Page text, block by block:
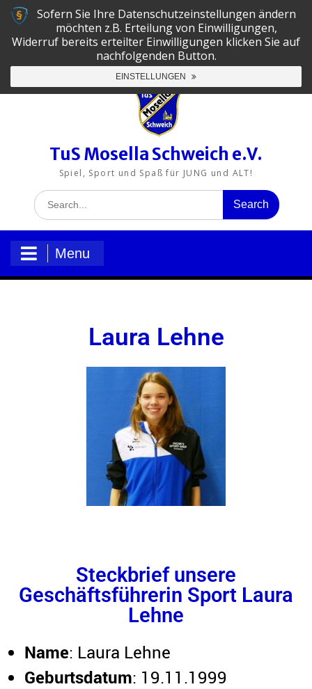
06502-5130 tus@mosella-schweich.de
TuS Mosella Schweich e.V.
Spiel, Sport und Spaß für JUNG und ALT!
Menu
Laura Lehne
Steckbrief unsere
Geschäftsführerin Sport Laura
Lehne
Name: Laura Lehne
Geburtsdatum: 19.11.1999
Sofern Sie Ihre Datenschutzeinstellungen ändern
möchten z.B. Erteilung von Einwilligungen,
Widerruf bereits erteilter Einwilligungen klicken Sie auf
nachfolgenden Button.
EINSTELLUNGEN